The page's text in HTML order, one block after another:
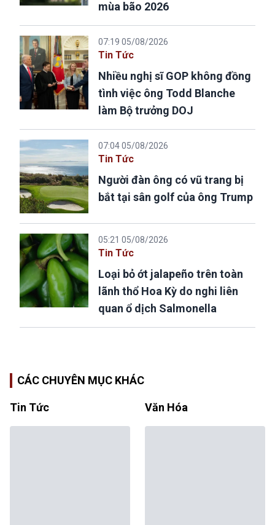
mùa bão 2026
07:19 05/08/2026
Tin Tức
Nhiều nghị sĩ GOP không đồng
tình việc ông Todd Blanche
làm Bộ trưởng DOJ
07:04 05/08/2026
Tin Tức
Người đàn ông có vũ trang bị
bắt tại sân golf của ông Trump
05:21 05/08/2026
Tin Tức
Loại bỏ ớt jalapeño trên toàn
lãnh thổ Hoa Kỳ do nghi liên
quan ổ dịch Salmonella
CÁC CHUYÊN MỤC KHÁC
Tin Tức Văn Hóa